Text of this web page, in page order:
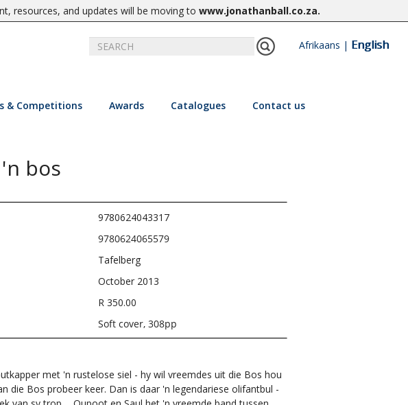
resources, and updates will be moving to www.jonathanball.co.za.
Afrikaans | English
& Competitions Awards Catalogues Contact us
bos
9780624043317
9780624065579
Tafelberg
October 2013
R 350.00
Soft cover, 308pp
met 'n rustelose siel - hy wil vreemdes uit die Bos hou
die Bos probeer keer. Dan is daar 'n legendariese olifantbul -